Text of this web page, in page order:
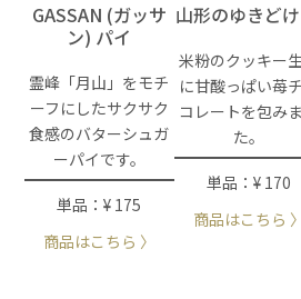
GASSAN (ガッサ
ン) パイ
霊峰「月山」をモチ
ーフにしたサクサク
食感のバターシュガ
ーパイです。
単品：¥ 175
商品はこちら 〉
山形のゆきど
米粉のクッキー
に甘酸っぱい苺
コレートを包み
た。
単品：¥ 170
商品はこちら 〉